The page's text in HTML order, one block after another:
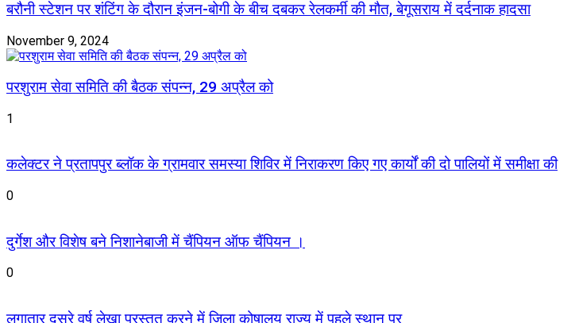
बरौनी स्टेशन पर शंटिंग के दौरान इंजन-बोगी के बीच दबकर रेलकर्मी की मौत, बेगूसराय में दर्दनाक हादसा
November 9, 2024
परशुराम सेवा समिति की बैठक संपन्न, 29 अप्रैल को
1
कलेक्टर ने प्रतापपुर ब्लॉक के ग्रामवार समस्या शिविर में निराकरण किए गए कार्यों की दो पालियों में समीक्षा की
0
दुर्गेश और विशेष बने निशानेबाजी में चैंपियन ऑफ चैंपियन ।
0
लगातार दूसरे वर्ष लेखा प्रस्तुत करने में जिला कोषालय राज्य में पहले स्थान पर